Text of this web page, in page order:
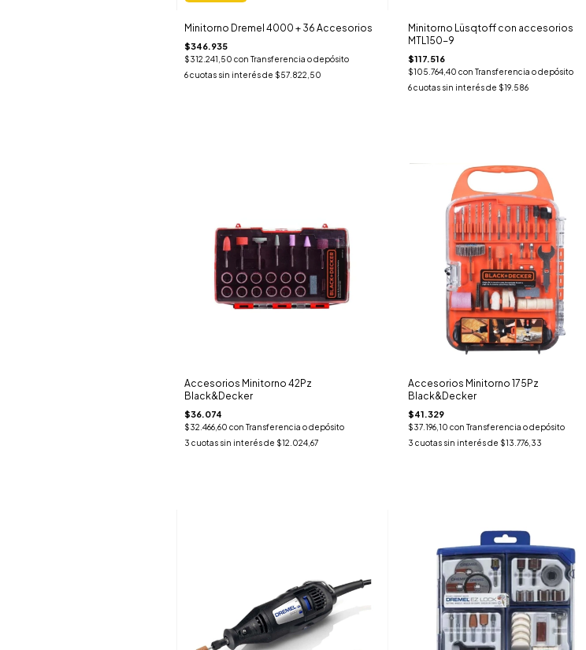
Minitorno Dremel 4000 + 36 Accesorios
$346.935
$312.241,50 con Transferencia o depósito
6cuotas sin interés de $57.822,50
Minitorno Lüsqtoff con accesorios
MTL150-9
$117.516
$105.764,40 con Transferencia o depósito
6cuotas sin interés de $19.586
Accesorios Minitorno 42Pz
Black&Decker
$36.074
$32.466,60 con Transferencia o depósito
3 cuotas sin interés de $12.024,67
Accesorios Minitorno 175Pz
Black&Decker
$41.329
$37.196,10 con Transferencia o depósito
3 cuotas sin interés de $13.776,33